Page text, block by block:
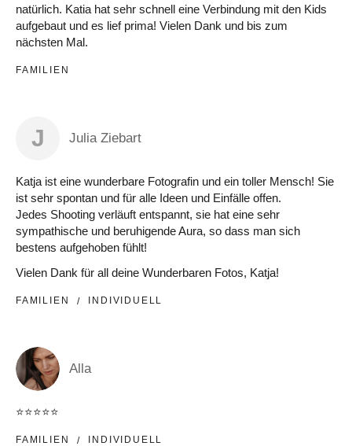
natürlich. Katia hat sehr schnell eine Verbindung mit den Kids
aufgebaut und es lief prima! Vielen Dank und bis zum
nächsten Mal.
FAMILIEN
J Julia Ziebart
Katja ist eine wunderbare Fotografin und ein toller Mensch! Sie
ist sehr spontan und für alle Ideen und Einfälle offen.
Jedes Shooting verläuft entspannt, sie hat eine sehr
sympathische und beruhigende Aura, so dass man sich
bestens aufgehoben fühlt!
Vielen Dank für all deine Wunderbaren Fotos, Katja!
FAMILIEN INDIVIDUELL
Alla
⭐️⭐️⭐️⭐️⭐️
FAMILIEN INDIVIDUELL